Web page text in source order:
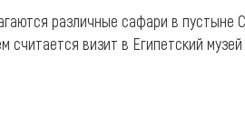
различные сафари в пустыне
визит в Египетский